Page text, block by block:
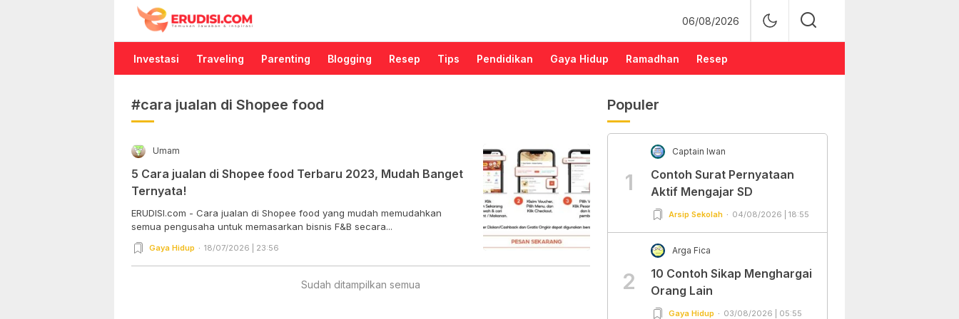
Erudisi
Temukan Jawaban dan Inspirasi
06/08/2026
Investasi Traveling Parenting Blogging Resep Tips Pendidikan Gaya Hidup Ramadhan Resep
#cara jualan di Shopee food
Umam
5 Cara jualan di Shopee food Terbaru 2023, Mudah Banget
Ternyata!
ERUDISI.com - Cara jualan di Shopee food yang mudah memudahkan
semua pengusaha untuk memasarkan bisnis F&B secara...
Gaya Hidup 18/07/2026 | 23:56
Sudah ditampilkan semua
Populer
1
Captain Iwan
Contoh Surat Pernyataan
Aktif Mengajar SD
Arsip Sekolah 04/08/2026 | 18:55
2
Arga Fica
10 Contoh Sikap Menghargai
Orang Lain
Gaya Hidup 03/08/2026 | 05:55